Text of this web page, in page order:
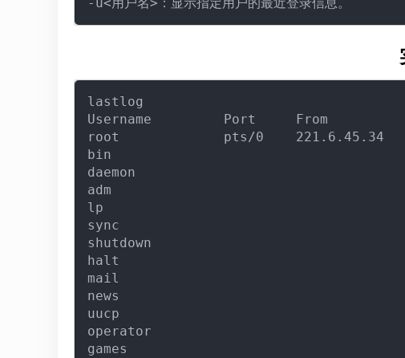
lastlog
Username         Port     From
root             pts/0    221.6.45.34
bin
daemon
adm
lp
sync
shutdown
halt
mail
news
uucp
operator
games